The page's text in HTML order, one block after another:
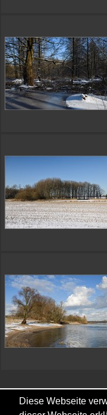
Diese Webseite